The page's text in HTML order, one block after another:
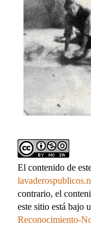
El contenido de
contrario, el
este sitio está bajo
Reconocimiento-